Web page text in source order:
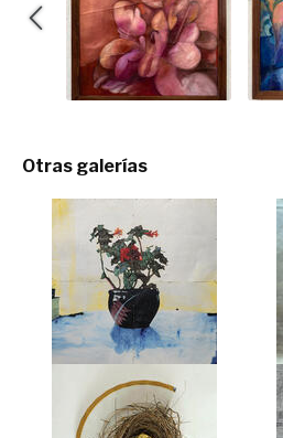
Otras galerías